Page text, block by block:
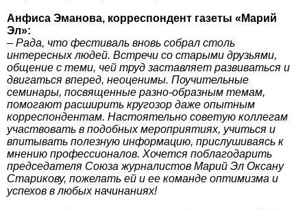
Анфиса Эманова, корреспондент газеты «Марий
Эл»:
– Рада, что фестиваль вновь собрал столь
интересных людей. Встречи со старыми друзьями,
общение с теми, чей труд заставляет развиваться и
двигаться вперед, неоценимы. Поучительные
семинары, посвященные разно-образным темам,
помогают расширить кругозор даже опытным
корреспондентам. Настоятельно советую коллегам
участвовать в подобных мероприятиях, учиться и
впитывать полезную информацию, прислушиваясь к
мнению профессионалов. Хочется поблагодарить
председателя Союза журналистов Марий Эл Оксану
Старикову, пожелать ей и ее команде оптимизма и
успехов в любых начинаниях!